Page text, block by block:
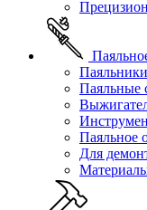
Паяльники
Паяльные
Паяльное
Для